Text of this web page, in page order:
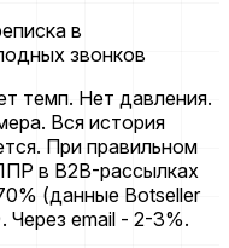
темп. Нет давления.
Вся история
При правильном
в B2B-рассылках
(данные Botseller
Через email - 2-3%.